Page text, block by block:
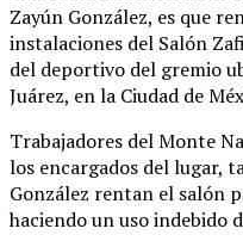
Zayún González, es que
instalaciones del Salón
del deportivo del gremio
Juárez, en la Ciudad de
Trabajadores del Monte
los encargados del lugar,
González rentan el salón
haciendo un uso indebido